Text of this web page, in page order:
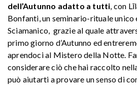
dell’Autunno adatto a tutti, con
Bonfanti, un seminario-rituale unico
Sciamanico, grazie al quale
primo giorno d’Autunno ed
aprendoci al Mistero della Notte.
considerare ciò che hai raccolto
può aiutarti a provare un senso di